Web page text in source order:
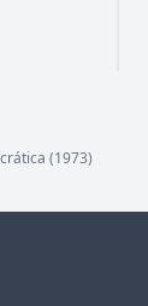
(1973)